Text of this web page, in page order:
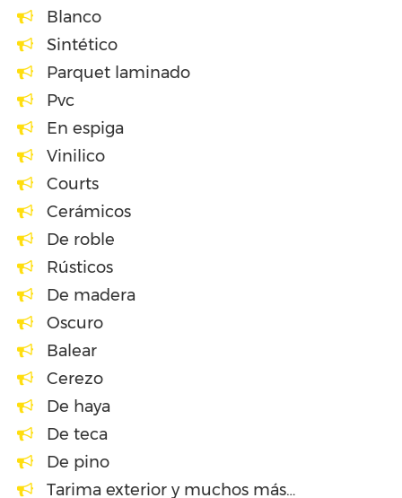
Blanco
Sintético
Parquet laminado
Pvc
En espiga
Vinilico
Courts
Cerámicos
De roble
Rústicos
De madera
Oscuro
Balear
Cerezo
De haya
De teca
De pino
Tarima exterior y muchos más…